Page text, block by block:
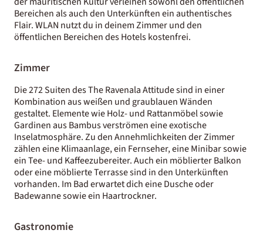
Bereichen als auch den Unterkünften ein authentisches
Flair. WLAN nutzt du in deinem Zimmer und den
öffentlichen Bereichen des Hotels kostenfrei.
Zimmer
Die 272 Suiten des The Ravenala Attitude sind in einer
Kombination aus weißen und graublauen Wänden
gestaltet. Elemente wie Holz- und Rattanmöbel sowie
Gardinen aus Bambus verströmen eine exotische
Inselatmosphäre. Zu den Annehmlichkeiten der Zimmer
zählen eine Klimaanlage, ein Fernseher, eine Minibar sowie
ein Tee- und Kaffeezubereiter. Auch ein möblierter Balkon
oder eine möblierte Terrasse sind in den Unterkünften
vorhanden. Im Bad erwartet dich eine Dusche oder
Badewanne sowie ein Haartrockner.
Gastronomie